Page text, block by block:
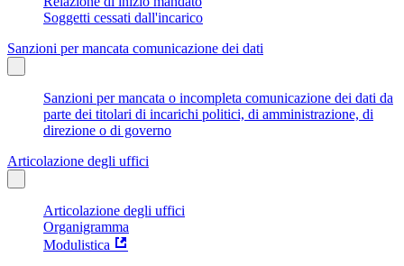
Soggetti cessati dall'incarico
Sanzioni per mancata comunicazione dei dati
Sanzioni per mancata o incompleta comunicazione dei dati da
parte dei titolari di incarichi politici, di amministrazione, di
direzione o di governo
Articolazione degli uffici
Articolazione degli uffici
Organigramma
Modulistica